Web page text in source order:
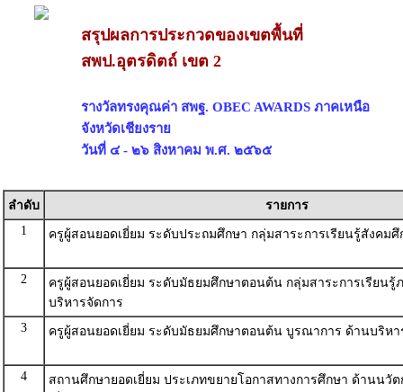
สรุปผลการประกวดของเขตพื้นที่
สพป.อุตรดิตถ์ เขต 2
รางวัลทรงคุณค่า สพฐ. OBEC AWARDS ภาคเหนือ
จังหวัดเชียงราย
วันที่ ๔ - ๒๖ สิงหาคม พ.ศ. ๒๕๖๕
ลำดับ
รายการ
1
ครูผู้สอนยอดเยี่ยม ระดับประถมศึกษา กลุ่มสาระการเรียนรู้สังคม
2
ครูผู้สอนยอดเยี่ยม ระดับมัธยมศึกษาตอนต้น กลุ่มสาระการเรียนรู้
บริหารจัดการ
3
ครูผู้สอนยอดเยี่ยม ระดับมัธยมศึกษาตอนต้น บูรณาการ ด้านบริหา
4
สถานศึกษายอดเยี่ยม ประเภทขยายโอกาสทางการศึกษา ด้านนวั